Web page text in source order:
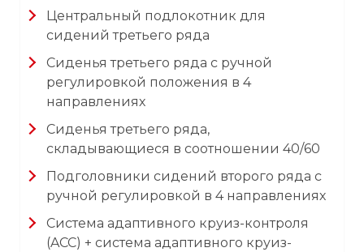
Центральный подлокотник для
сидений третьего ряда
Сиденья третьего ряда с ручной
регулировкой положения в 4
направлениях
Сиденья третьего ряда,
складывающиеся в соотношении 40/60
Подголовники сидений второго ряда с
ручной регулировкой в 4 направлениях
Система адаптивного круиз-контроля
(ACC) + система адаптивного круиз-